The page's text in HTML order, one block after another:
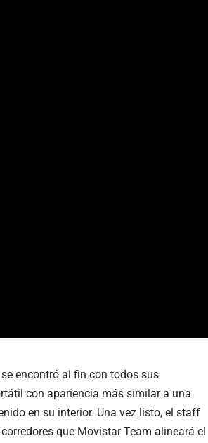
encontró al fin con todos sus
con apariencia más similar a una
en su interior. Una vez listo, el staff
que Movistar Team alineará el